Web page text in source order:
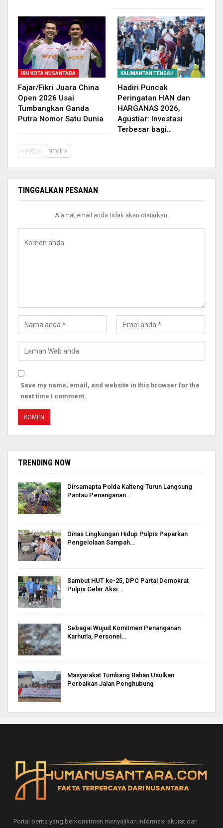
IBU KOTA NUSANTARA
Fajar/Fikri Juara China
Open 2026 Usai
Tumbangkan Ganda
Putra Nomor Satu Dunia
KALIMANTAN TENGAH
Hadiri Puncak
Peringatan HAN dan
HARGANAS 2026,
Agustiar: Investasi
Terbesar bagi…
PREV NEXT
TINGGALKAN PESANAN
Alamat email anda tidak akan disiarkan.
Save my name, email, and website in this browser for the
next time I comment.
TRENDING NOW
Dirsamapta Polda Kalteng Turun Langsung
Pantau Penanganan…
Dinas Lingkungan Hidup Pulpis Paparkan
Pengelolaan Sampah…
Sambut HUT ke-25, DPC Partai Demokrat
Pulpis Gelar Aksi…
Sebagai Wujud Komitmen Penanganan
Karhutla, Personel…
Masyarakat Tumbang Bahan Usulkan
Perbaikan Jalan Penghubung
Portal berita yang berkomitmen menyajikan informasi akurat dan